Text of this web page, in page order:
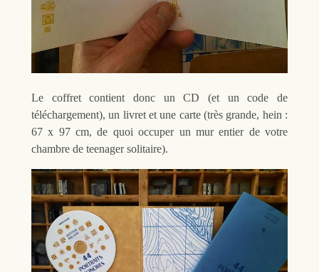
Le coffret contient donc un CD (et un code de
téléchargement), un livret et une carte (très grande, hein :
67 x 97 cm, de quoi occuper un mur entier de votre
chambre de teenager solitaire).